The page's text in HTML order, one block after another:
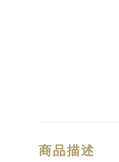
商品描述